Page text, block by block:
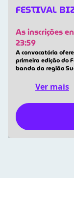
FESTIVAL
As inscrições
23:59
A convocatória
primeira edição do
banda da região
alimentação, e um
Ver mais